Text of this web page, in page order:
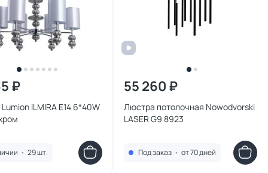
₽
ILMIRA E14 6*40W
• 29 шт.
55 260 ₽
Люстра потолочная Nowodvorski
LASER G9 8923
Под заказ • от 70 дней